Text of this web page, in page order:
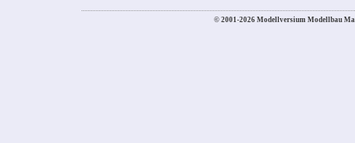
© 2001-2026 Modellversium Modellbau